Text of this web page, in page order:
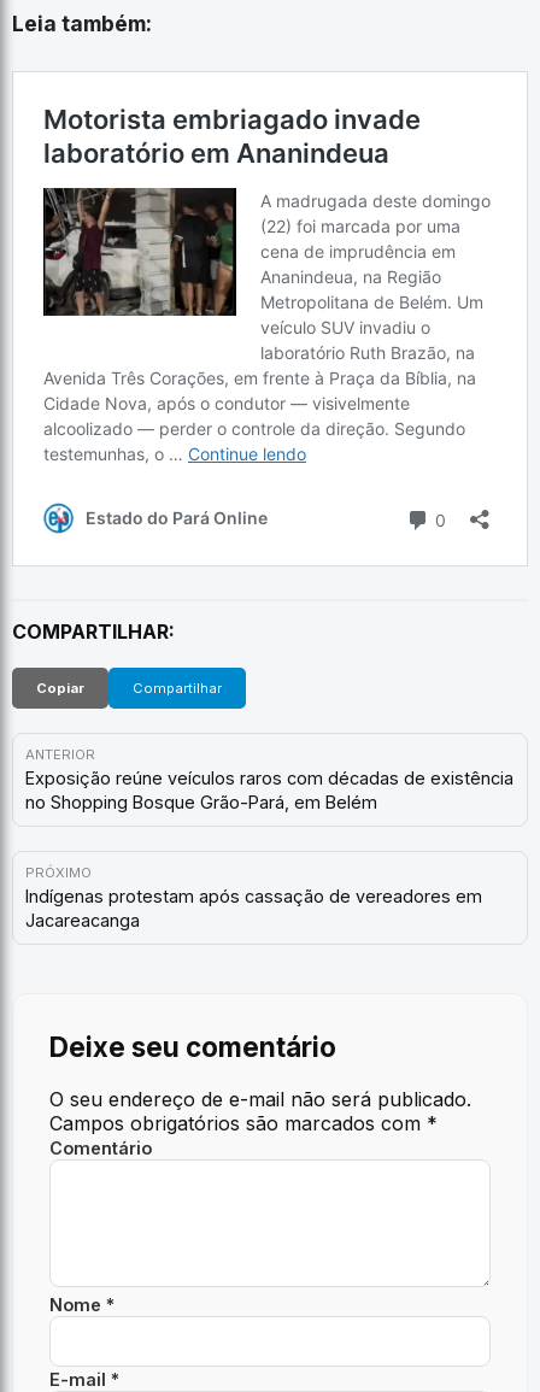
Leia também:
COMPARTILHAR:
Copiar Compartilhar
ANTERIOR
Exposição reúne veículos raros com décadas de existência
no Shopping Bosque Grão-Pará, em Belém
PRÓXIMO
Indígenas protestam após cassação de vereadores em
Jacareacanga
Deixe seu comentário
O seu endereço de e-mail não será publicado.
Campos obrigatórios são marcados com *
Comentário
Nome *
E-mail *